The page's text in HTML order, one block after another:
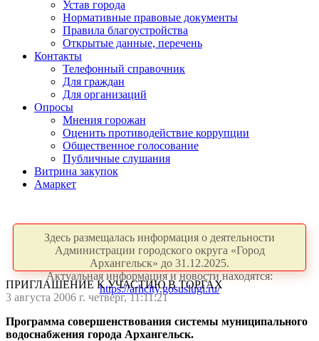
Устав города
Нормативные правовые документы
Правила благоустройства
Открытые данные, перечень
Контакты
Телефонный справочник
Для граждан
Для организаций
Опросы
Мнения горожан
Оценить противодействие коррупции
Общественное голосование
Публичные слушания
Витрина закупок
Амаркет
Здесь размещалась информация о деятельности
Администрации городского округа «Город
Архангельск» до 31.12.2025.
Актуальная информация и новости находятся:
https://arhcity.gosuslugi.ru/
ПРИГЛАШЕНИЕ К УЧАСТИЮ В ТОРГАХ
3 августа 2006 г. четверг, 11:11:21
Программа совершенствования системы муниципального
водоснабжения города Архангельск.